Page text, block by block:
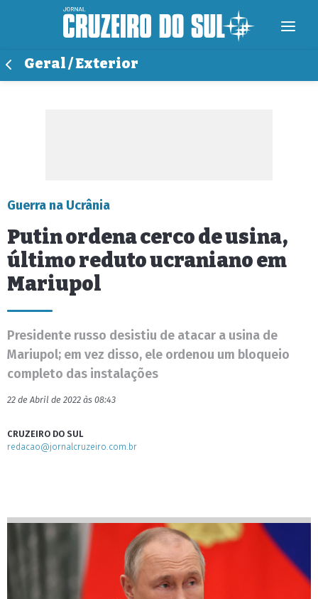
Geral / Exterior
Guerra na Ucrânia
Putin ordena cerco de usina,
último reduto ucraniano em
Mariupol
Presidente russo desistiu de atacar a usina de
Mariupol; em vez disso, ele ordenou um bloqueio
completo das instalações
22 de Abril de 2022 às 08:43
CRUZEIRO DO SUL
redacao@jornalcruzeiro.com.br